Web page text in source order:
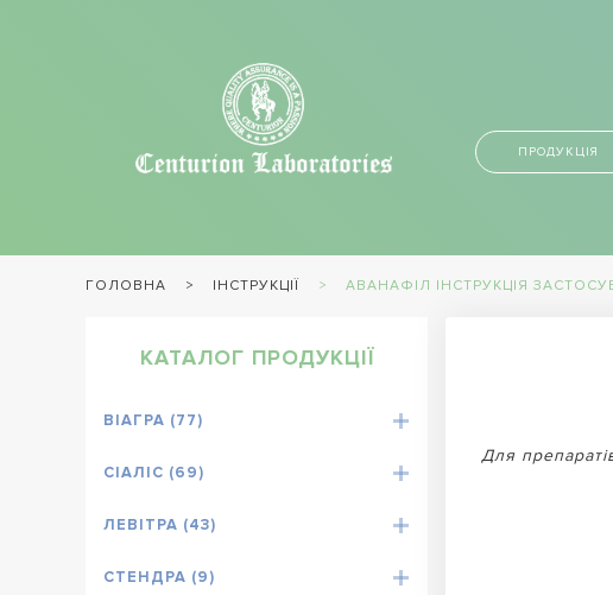
ПРОДУКЦІЯ
ГОЛОВНА ІНСТРУКЦІЇ АВАНАФІЛ ІНСТРУКЦІЯ
КАТАЛОГ ПРОДУКЦІЇ
ВІАГРА (77)
СІАЛІС (69)
ЛЕВІТРА (43)
СТЕНДРА (9)
Для